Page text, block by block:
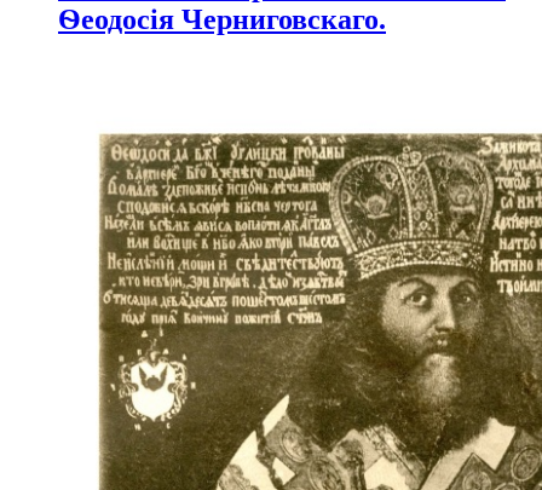
Ѳеодосія Черниговскаго.